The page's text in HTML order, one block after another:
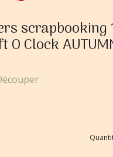
scrapbooking
O Clock